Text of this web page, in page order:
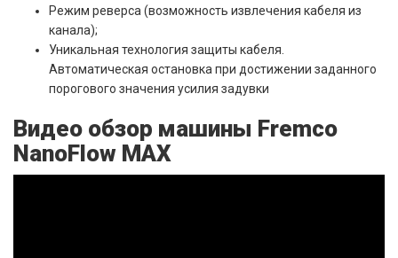
Режим реверса (возможность извлечения кабеля из
канала);
Уникальная технология защиты кабеля.
Автоматическая остановка при достижении заданного
порогового значения усилия задувки
Видео обзор машины Fremco
NanoFlow MAX